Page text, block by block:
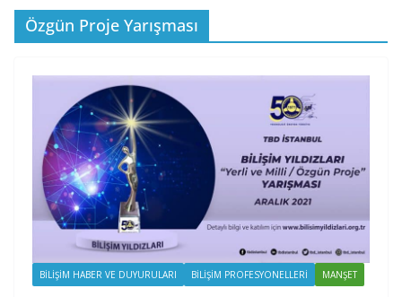
Özgün Proje Yarışması
BILIŞIM HABER VE DUYURULARI BILIŞIM PROFESYONELLERI MANŞET